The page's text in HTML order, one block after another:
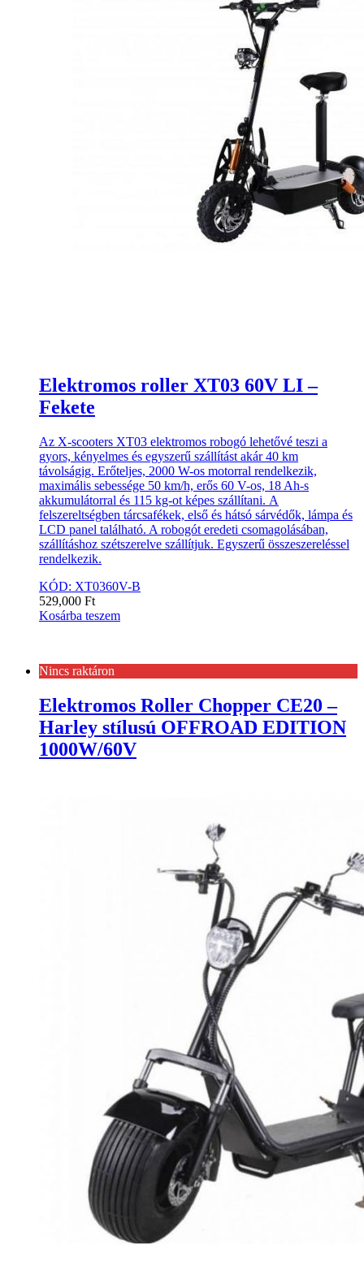
Elektromos roller XT03 60V LI –
Fekete
Az X-scooters XT03 elektromos robogó lehetővé teszi a
gyors, kényelmes és egyszerű szállítást akár 40 km
távolságig. Erőteljes, 2000 W-os motorral rendelkezik,
maximális sebessége 50 km/h, erős 60 V-os, 18 Ah-s
akkumulátorral és 115 kg-ot képes szállítani. A
felszereltségben tárcsafékek, első és hátsó sárvédők, lámpa és
LCD panel található. A robogót eredeti csomagolásában,
szállításhoz szétszerelve szállítjuk. Egyszerű összeszereléssel
rendelkezik.
KÓD: XT0360V-B
529,000 Ft
Kosárba teszem
Nincs raktáron
Elektromos Roller Chopper CE20 –
Harley stílusú OFFROAD EDITION
1000W/60V